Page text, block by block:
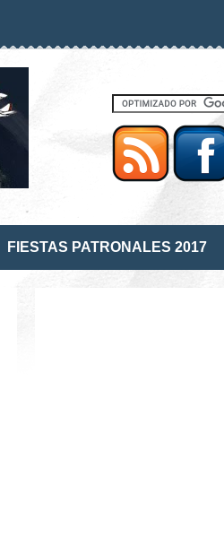
FIESTAS PATRONALES 2017